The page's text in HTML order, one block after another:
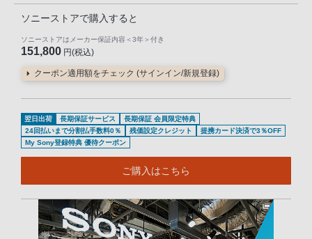
ソニーストアで購入すると
ソニーストアはメーカー保証内容 ＜3年＞ 付き
151,800 円(税込)
クーポン適用額をチェック (サインイン/新規登録)
翌日出荷 長期保証サービス
長期保証 会員限定特典
24回払いまで分割払手数料0％
残価設定クレジット
提携カード決済で3％OFF
My Sony登録特典 優待クーポン
ご購入はこちら